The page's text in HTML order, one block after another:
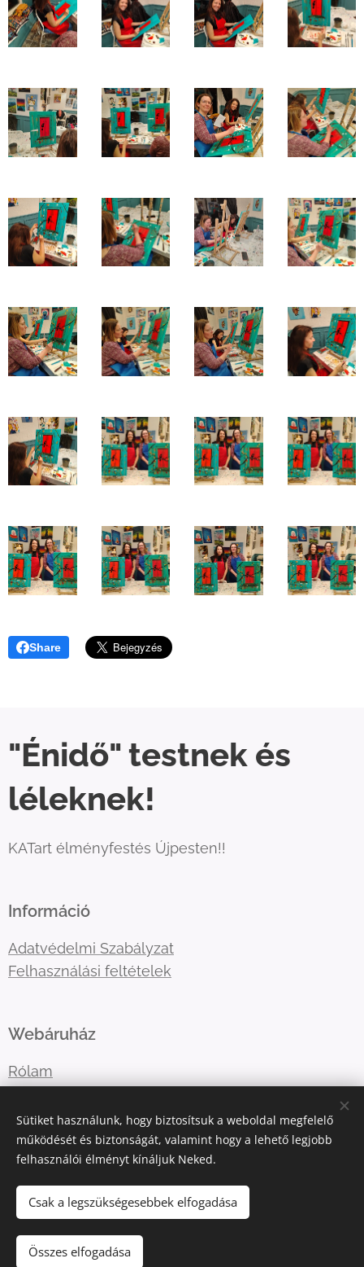
Share
"Énidő" testnek és
léleknek!
KATart élményfestés Újpesten!!
Információ
Adatvédelmi Szabályzat
Felhasználási feltételek
Webáruház
Rólam
E-mail: katart.elmenyfestes@gmail.com
Telefonszám:
Az oldalt a Webnode
Sütiket használunk, hogy biztosítsuk a weboldal megfelelő
működését és biztonságát, valamint hogy a lehető legjobb
felhasználói élményt kínáljuk Neked.
Csak a legszükségesebbek elfogadása
Összes elfogadása